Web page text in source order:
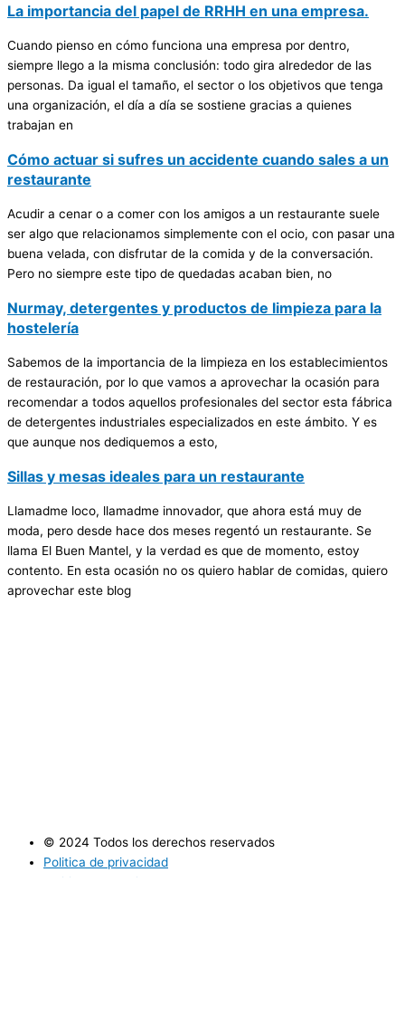
La importancia del papel de RRHH en una empresa.
Cuando pienso en cómo funciona una empresa por dentro,
siempre llego a la misma conclusión: todo gira alrededor de las
personas. Da igual el tamaño, el sector o los objetivos que tenga
una organización, el día a día se sostiene gracias a quienes
trabajan en
Cómo actuar si sufres un accidente cuando sales a un
restaurante
Acudir a cenar o a comer con los amigos a un restaurante suele
ser algo que relacionamos simplemente con el ocio, con pasar una
buena velada, con disfrutar de la comida y de la conversación.
Pero no siempre este tipo de quedadas acaban bien, no
Nurmay, detergentes y productos de limpieza para la
hostelería
Sabemos de la importancia de la limpieza en los establecimientos
de restauración, por lo que vamos a aprovechar la ocasión para
recomendar a todos aquellos profesionales del sector esta fábrica
de detergentes industriales especializados en este ámbito. Y es
que aunque nos dediquemos a esto,
Sillas y mesas ideales para un restaurante
Llamadme loco, llamadme innovador, que ahora está muy de
moda, pero desde hace dos meses regentó un restaurante. Se
llama El Buen Mantel, y la verdad es que de momento, estoy
contento. En esta ocasión no os quiero hablar de comidas, quiero
aprovechar este blog
© 2024 Todos los derechos reservados
Politica de privacidad
Politica de cookies